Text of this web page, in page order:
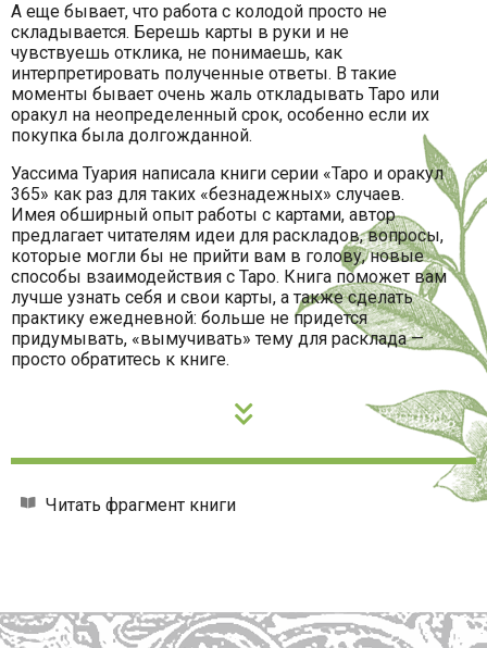
А еще бывает, что работа с колодой просто не
складывается. Берешь карты в руки и не
чувствуешь отклика, не понимаешь, как
интерпретировать полученные ответы. В такие
моменты бывает очень жаль откладывать Таро или
оракул на неопределенный срок, особенно если их
покупка была долгожданной.
Уассима Туария написала книги серии «Таро и оракул
365» как раз для таких «безнадежных» случаев.
Имея обширный опыт работы с картами, автор
предлагает читателям идеи для раскладов, вопросы,
которые могли бы не прийти вам в голову, новые
способы взаимодействия с Таро. Книга поможет вам
лучше узнать себя и свои карты, а также сделать
практику ежедневной: больше не придется
придумывать, «вымучивать» тему для расклада —
просто обратитесь к книге.
Читать фрагмент книги